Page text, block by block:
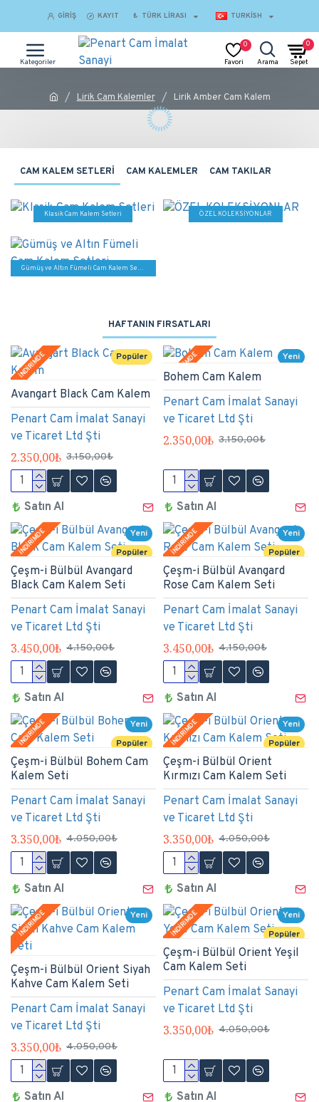
GIRIŞ KAYIT ₺ TÜRK LIRASI TURKISH
0 0
Lirik Cam Kalemler Lirik Amber Cam Kalem
CAM KALEM SETLERİ CAM KALEMLER CAM TAKILAR
Klasik Cam Kalem Setleri ÖZEL KOLEKSİYONLAR
Gümüş ve Altın Fümeli Cam Kalem Setleri
HAFTANIN FIRSATLARI
Popüler
İNDİRİMDE
Penart Cam İmalat Sanayi
ve Ticaret Ltd Şti
Avangart Black Cam Kalem
2.350,00₺ 3.150,00₺
Satın Al
Yeni
İNDİRİMDE
Penart Cam İmalat Sanayi
ve Ticaret Ltd Şti
Bohem Cam Kalem
2.350,00₺ 3.150,00₺
Satın Al
Yeni
Popüler
İNDİRİMDE
Penart Cam İmalat Sanayi
ve Ticaret Ltd Şti
Çeşm-i Bülbül Avangard
Black Cam Kalem Seti
3.450,00₺ 4.150,00₺
Satın Al
Yeni
Popüler
İNDİRİMDE
Penart Cam İmalat Sanayi
ve Ticaret Ltd Şti
Çeşm-i Bülbül Avangard
Rose Cam Kalem Seti
3.450,00₺ 4.150,00₺
Satın Al
Yeni
Popüler
İNDİRİMDE
Penart Cam İmalat Sanayi
ve Ticaret Ltd Şti
Çeşm-i Bülbül Bohem Cam
Kalem Seti
3.350,00₺ 4.050,00₺
Satın Al
Yeni
Popüler
İNDİRİMDE
Penart Cam İmalat Sanayi
ve Ticaret Ltd Şti
Çeşm-i Bülbül Orient
Kırmızı Cam Kalem Seti
3.350,00₺ 4.050,00₺
Satın Al
Yeni
İNDİRİMDE
Penart Cam İmalat Sanayi
ve Ticaret Ltd Şti
Çeşm-i Bülbül Orient Siyah
Kahve Cam Kalem Seti
3.350,00₺ 4.050,00₺
Satın Al
Yeni
Popüler
İNDİRİMDE
Penart Cam İmalat Sanayi
ve Ticaret Ltd Şti
Çeşm-i Bülbül Orient Yeşil
Cam Kalem Seti
3.350,00₺ 4.050,00₺
Satın Al